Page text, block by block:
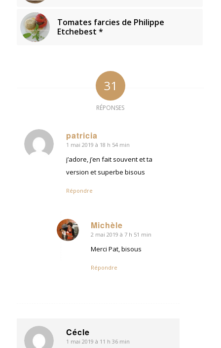
Tomates farcies de Philippe
Etchebest *
31
RÉPONSES
patricia
dit
:
1 mai 2019 à 18 h 54 min
j’adore, j’en fait souvent et ta
version et superbe bisous
Répondre
Michèle
dit
2 mai 2019 à 7 h 51 min
Merci Pat, bisous
Répondre
Cécle
dit
1 mai 2019 à 11 h 36 min